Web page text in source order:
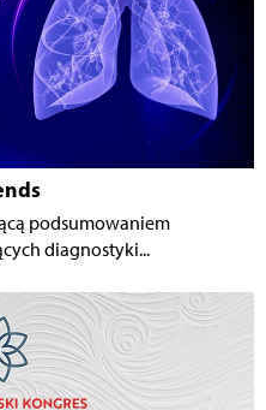
podsumowaniem
diagnostyki...